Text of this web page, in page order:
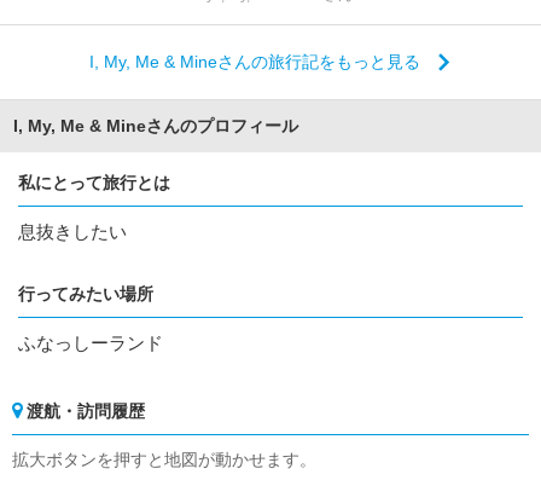
I, My, Me & Mineさんの旅行記をもっと見る
I, My, Me & Mineさんのプロフィール
私にとって旅行とは
息抜きしたい
行ってみたい場所
ふなっしーランド
渡航・訪問履歴
拡大ボタンを押すと地図が動かせます。